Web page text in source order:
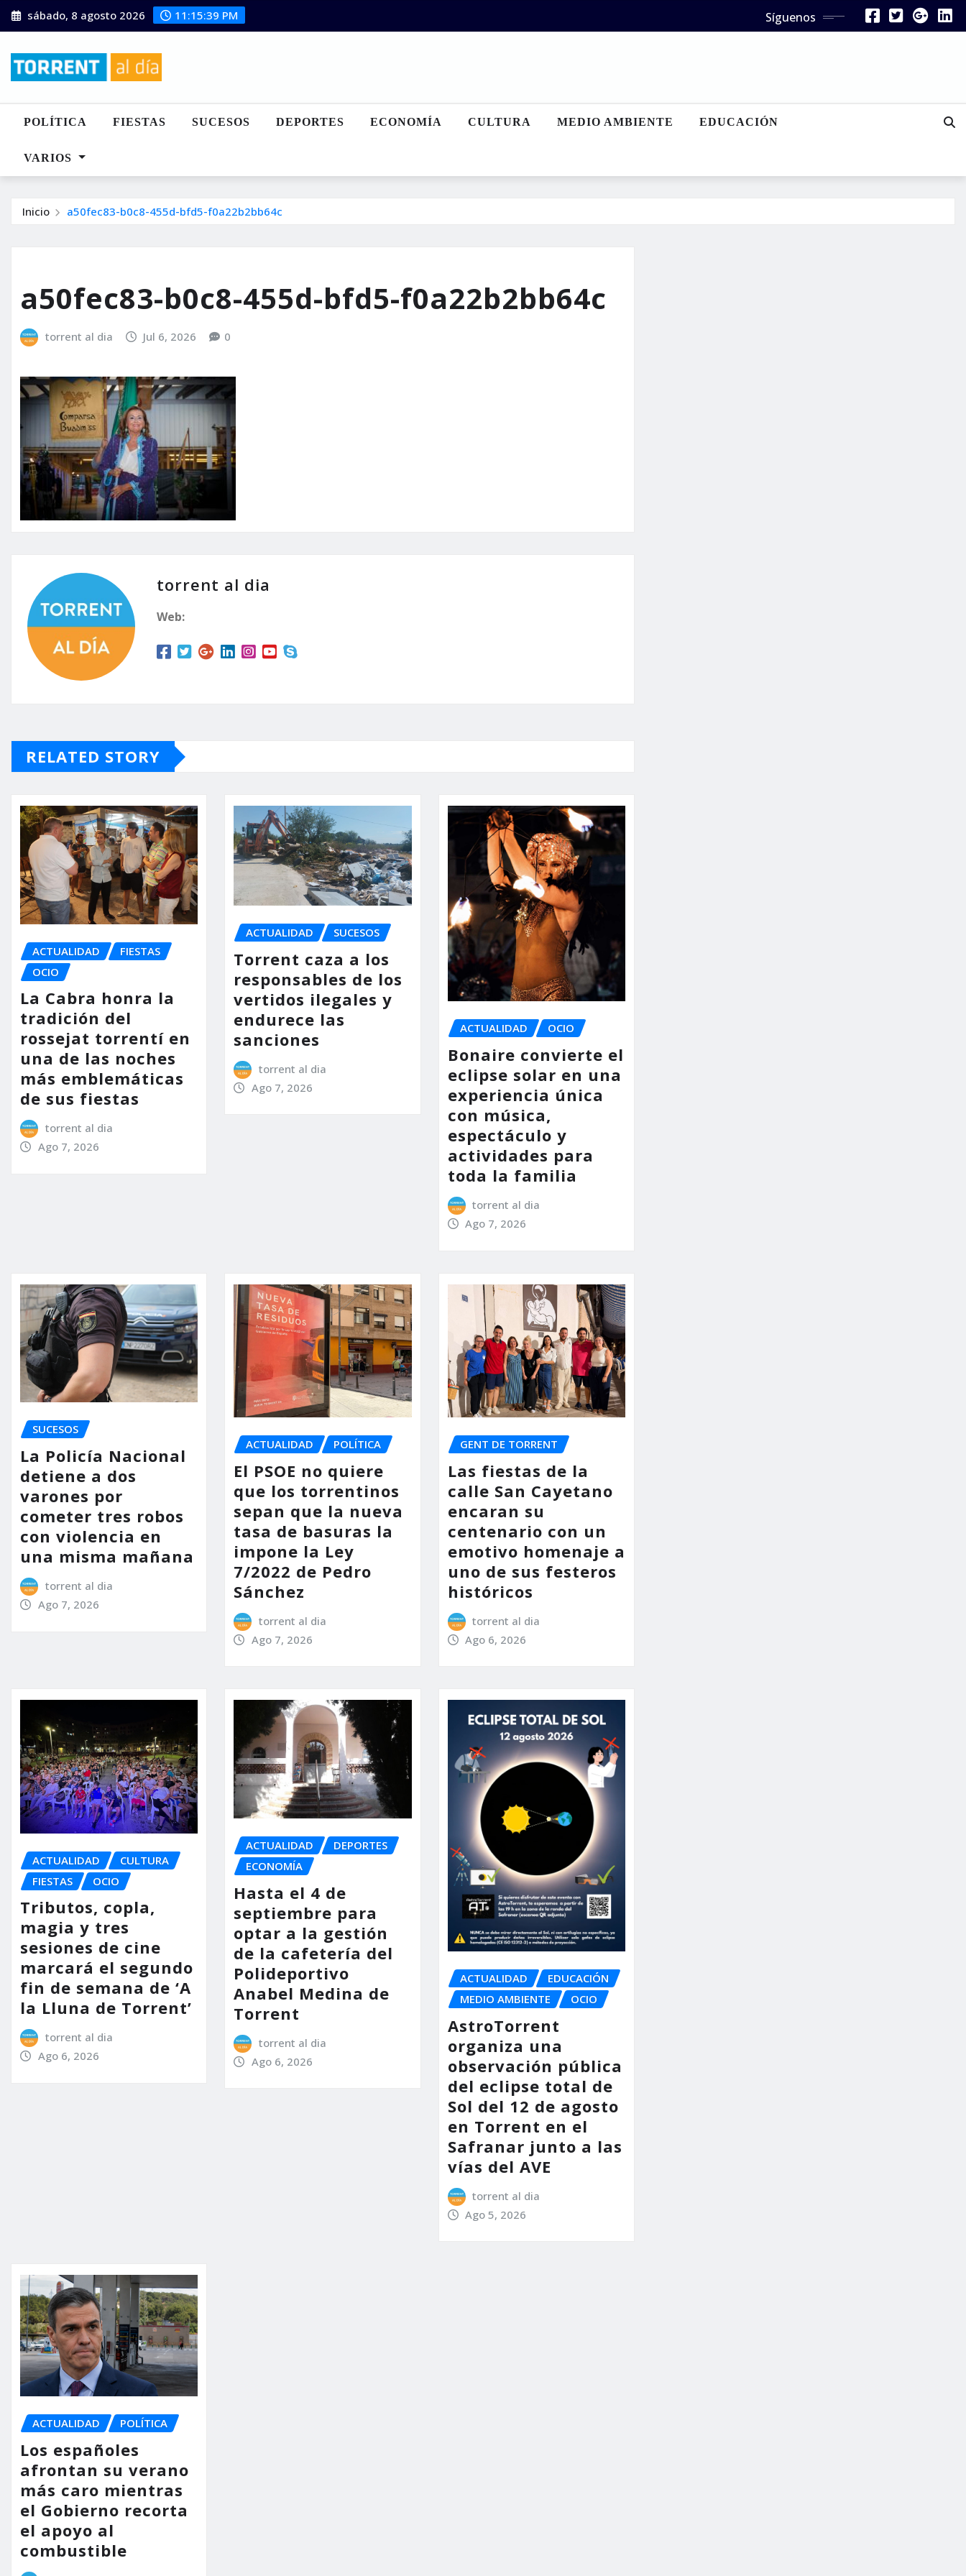
Saltar
al
sábado, 8 agosto 2026 11:15:40 PM Síguenos
POLÍTICA FIESTAS SUCESOS DEPORTES ECONOMÍA CULTURA MEDIO AMBIENTE EDUCACIÓN
VARIOS
Inicio a50fec83-b0c8-455d-bfd5-f0a22b2bb64c
a50fec83-b0c8-455d-bfd5-f0a22b2bb64c
torrent al dia Jul 6, 2026 0
torrent al dia
Web:
RELATED STORY
ACTUALIDAD
FIESTAS
OCIO
La Cabra honra la
tradición del
rossejat torrentí en
una de las noches
más emblemáticas
de sus fiestas
torrent al dia
Ago 7, 2026
ACTUALIDAD SUCESOS
Torrent caza a los
responsables de los
vertidos ilegales y
endurece las
sanciones
torrent al dia
Ago 7, 2026
ACTUALIDAD OCIO
Bonaire convierte el
eclipse solar en una
experiencia única
con música,
espectáculo y
actividades para
toda la familia
torrent al dia
Ago 7, 2026
SUCESOS
La Policía Nacional
detiene a dos
varones por
cometer tres robos
con violencia en
una misma mañana
torrent al dia
Ago 7, 2026
ACTUALIDAD POLÍTICA
El PSOE no quiere
que los torrentinos
sepan que la nueva
tasa de basuras la
impone la Ley
7/2022 de Pedro
Sánchez
torrent al dia
Ago 7, 2026
GENT DE TORRENT
Las fiestas de la
calle San Cayetano
encaran su
centenario con un
emotivo homenaje a
uno de sus festeros
históricos
torrent al dia
Ago 6, 2026
ACTUALIDAD
CULTURA
FIESTAS
OCIO
Tributos, copla,
magia y tres
sesiones de cine
marcará el segundo
fin de semana de ‘A
la Lluna de Torrent’
torrent al dia
Ago 6, 2026
ACTUALIDAD
DEPORTES
ECONOMÍA
Hasta el 4 de
septiembre para
optar a la gestión
de la cafetería del
Polideportivo
Anabel Medina de
Torrent
torrent al dia
Ago 6, 2026
ACTUALIDAD
EDUCACIÓN
MEDIO AMBIENTE
OCIO
AstroTorrent
organiza una
observación pública
del eclipse total de
Sol del 12 de agosto
en Torrent en el
Safranar junto a las
vías del AVE
torrent al dia
Ago 5, 2026
ACTUALIDAD POLÍTICA
Los españoles
afrontan su verano
más caro mientras
el Gobierno recorta
el apoyo al
combustible